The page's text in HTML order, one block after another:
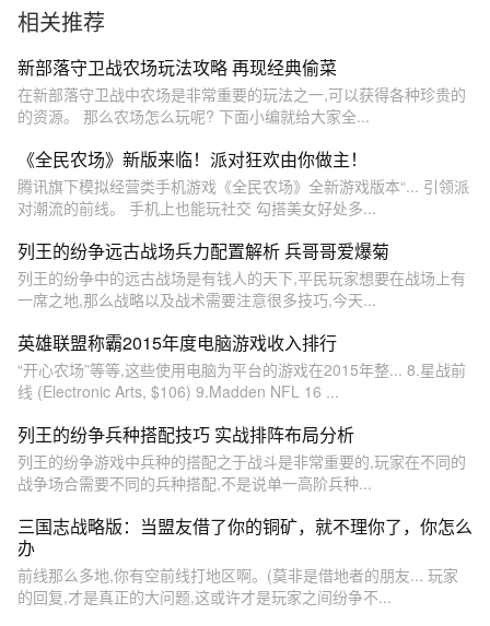
相关推荐
新部落守卫战农场玩法攻略 再现经典偷菜
在新部落守卫战中农场是非常重要的玩法之一,可以获得各种珍贵的
的资源。 那么农场怎么玩呢? 下面小编就给大家全...
《全民农场》新版来临！派对狂欢由你做主！
腾讯旗下模拟经营类手机游戏《全民农场》全新游戏版本“... 引领派
对潮流的前线。 手机上也能玩社交 勾搭美女好处多...
列王的纷争远古战场兵力配置解析 兵哥哥爱爆菊
列王的纷争中的远古战场是有钱人的天下,平民玩家想要在战场上有
一席之地,那么战略以及战术需要注意很多技巧,今天...
英雄联盟称霸2015年度电脑游戏收入排行
“开心农场”等等,这些使用电脑为平台的游戏在2015年整... 8.星战前
线 (Electronic Arts, $106) 9.Madden NFL 16 ...
列王的纷争兵种搭配技巧 实战排阵布局分析
列王的纷争游戏中兵种的搭配之于战斗是非常重要的,玩家在不同的
战争场合需要不同的兵种搭配,不是说单一高阶兵种...
三国志战略版：当盟友借了你的铜矿，就不理你了，你怎么
办
前线那么多地,你有空前线打地区啊。(莫非是借地者的朋友... 玩家
的回复,才是真正的大问题,这或许才是玩家之间纷争不...